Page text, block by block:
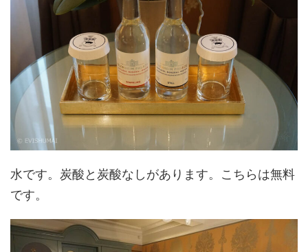
水です。炭酸と炭酸なしがあります。こちらは無料
です。